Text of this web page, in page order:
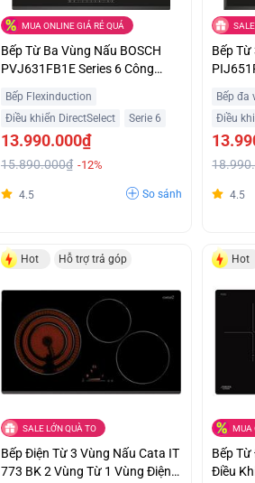
MUA ONLINE GIÁ RẺ QUÁ
Bếp Từ Ba Vùng Nấu BOSCH
PVJ631FB1E Series 6 Công
Âu
Bếp Flexinduction
Điều khiển DirectSelect
Serie 6
13.990.000₫
15.890.000₫ -12%
4.5 So sánh
Bếp Từ
Bếp đa
Điều
4.5
Hot Hỗ trợ trả góp
SALE LỚN QUÀ TO
Bếp Điện Từ 3 Vùng Nấu Cata IT
773 BK 2 Vùng Từ 1 Vùng Điện
Hot
MUA
Bếp
Điều